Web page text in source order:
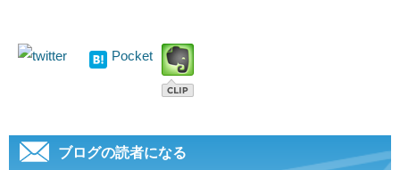
Pocket
ブログの読者になる